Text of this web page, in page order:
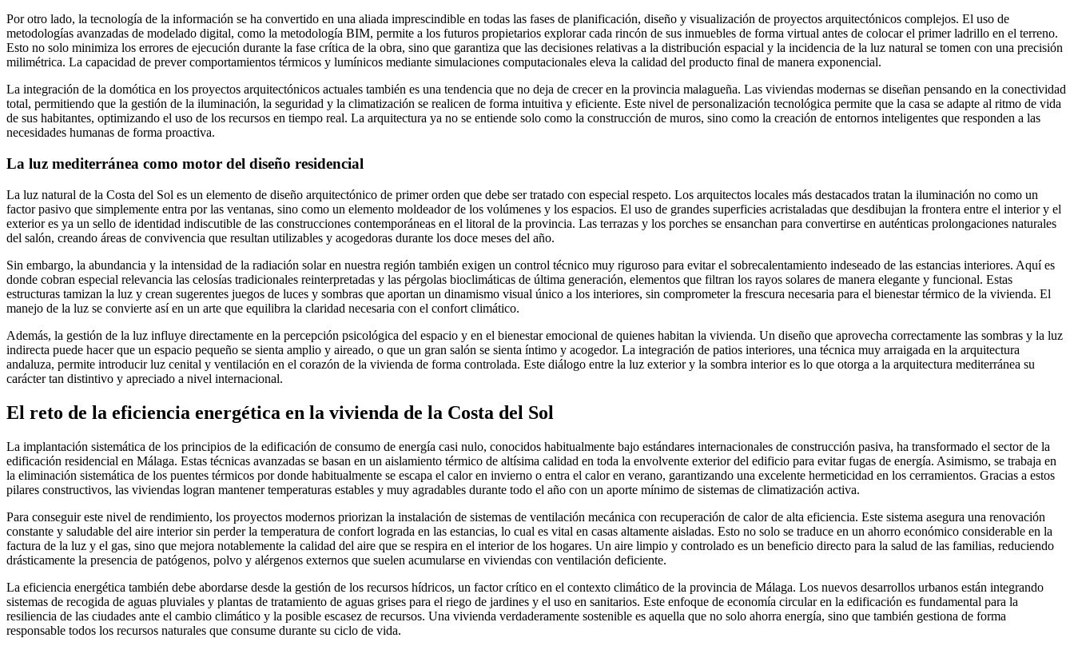
Por otro lado, la tecnología de la información se ha convertido en una aliada imprescindible en todas las fases de planificación, diseño y visualización de proyectos arquitectónicos complejos. El uso de
metodologías avanzadas de modelado digital, como la metodología BIM, permite a los futuros propietarios explorar cada rincón de sus inmuebles de forma virtual antes de colocar el primer ladrillo en el terreno.
Esto no solo minimiza los errores de ejecución durante la fase crítica de la obra, sino que garantiza que las decisiones relativas a la distribución espacial y la incidencia de la luz natural se tomen con una precisión
milimétrica. La capacidad de prever comportamientos térmicos y lumínicos mediante simulaciones computacionales eleva la calidad del producto final de manera exponencial.
La integración de la domótica en los proyectos arquitectónicos actuales también es una tendencia que no deja de crecer en la provincia malagueña. Las viviendas modernas se diseñan pensando en la conectividad
total, permitiendo que la gestión de la iluminación, la seguridad y la climatización se realicen de forma intuitiva y eficiente. Este nivel de personalización tecnológica permite que la casa se adapte al ritmo de vida
de sus habitantes, optimizando el uso de los recursos en tiempo real. La arquitectura ya no se entiende solo como la construcción de muros, sino como la creación de entornos inteligentes que responden a las
necesidades humanas de forma proactiva.
La luz mediterránea como motor del diseño residencial
La luz natural de la Costa del Sol es un elemento de diseño arquitectónico de primer orden que debe ser tratado con especial respeto. Los arquitectos locales más destacados tratan la iluminación no como un
factor pasivo que simplemente entra por las ventanas, sino como un elemento moldeador de los volúmenes y los espacios. El uso de grandes superficies acristaladas que desdibujan la frontera entre el interior y el
exterior es ya un sello de identidad indiscutible de las construcciones contemporáneas en el litoral de la provincia. Las terrazas y los porches se ensanchan para convertirse en auténticas prolongaciones naturales
del salón, creando áreas de convivencia que resultan utilizables y acogedoras durante los doce meses del año.
Sin embargo, la abundancia y la intensidad de la radiación solar en nuestra región también exigen un control técnico muy riguroso para evitar el sobrecalentamiento indeseado de las estancias interiores. Aquí es
donde cobran especial relevancia las celosías tradicionales reinterpretadas y las pérgolas bioclimáticas de última generación, elementos que filtran los rayos solares de manera elegante y funcional. Estas
estructuras tamizan la luz y crean sugerentes juegos de luces y sombras que aportan un dinamismo visual único a los interiores, sin comprometer la frescura necesaria para el bienestar térmico de la vivienda. El
manejo de la luz se convierte así en un arte que equilibra la claridad necesaria con el confort climático.
Además, la gestión de la luz influye directamente en la percepción psicológica del espacio y en el bienestar emocional de quienes habitan la vivienda. Un diseño que aprovecha correctamente las sombras y la luz
indirecta puede hacer que un espacio pequeño se sienta amplio y aireado, o que un gran salón se sienta íntimo y acogedor. La integración de patios interiores, una técnica muy arraigada en la arquitectura
andaluza, permite introducir luz cenital y ventilación en el corazón de la vivienda de forma controlada. Este diálogo entre la luz exterior y la sombra interior es lo que otorga a la arquitectura mediterránea su
carácter tan distintivo y apreciado a nivel internacional.
El reto de la eficiencia energética en la vivienda de la Costa del Sol
La implantación sistemática de los principios de la edificación de consumo de energía casi nulo, conocidos habitualmente bajo estándares internacionales de construcción pasiva, ha transformado el sector de la
edificación residencial en Málaga. Estas técnicas avanzadas se basan en un aislamiento térmico de altísima calidad en toda la envolvente exterior del edificio para evitar fugas de energía. Asimismo, se trabaja en
la eliminación sistemática de los puentes térmicos por donde habitualmente se escapa el calor en invierno o entra el calor en verano, garantizando una excelente hermeticidad en los cerramientos. Gracias a estos
pilares constructivos, las viviendas logran mantener temperaturas estables y muy agradables durante todo el año con un aporte mínimo de sistemas de climatización activa.
Para conseguir este nivel de rendimiento, los proyectos modernos priorizan la instalación de sistemas de ventilación mecánica con recuperación de calor de alta eficiencia. Este sistema asegura una renovación
constante y saludable del aire interior sin perder la temperatura de confort lograda en las estancias, lo cual es vital en casas altamente aisladas. Esto no solo se traduce en un ahorro económico considerable en la
factura de la luz y el gas, sino que mejora notablemente la calidad del aire que se respira en el interior de los hogares. Un aire limpio y controlado es un beneficio directo para la salud de las familias, reduciendo
drásticamente la presencia de patógenos, polvo y alérgenos externos que suelen acumularse en viviendas con ventilación deficiente.
La eficiencia energética también debe abordarse desde la gestión de los recursos hídricos, un factor crítico en el contexto climático de la provincia de Málaga. Los nuevos desarrollos urbanos están integrando
sistemas de recogida de aguas pluviales y plantas de tratamiento de aguas grises para el riego de jardines y el uso en sanitarios. Este enfoque de economía circular en la edificación es fundamental para la
resiliencia de las ciudades ante el cambio climático y la posible escasez de recursos. Una vivienda verdaderamente sostenible es aquella que no solo ahorra energía, sino que también gestiona de forma
responsable todos los recursos naturales que consume durante su ciclo de vida.